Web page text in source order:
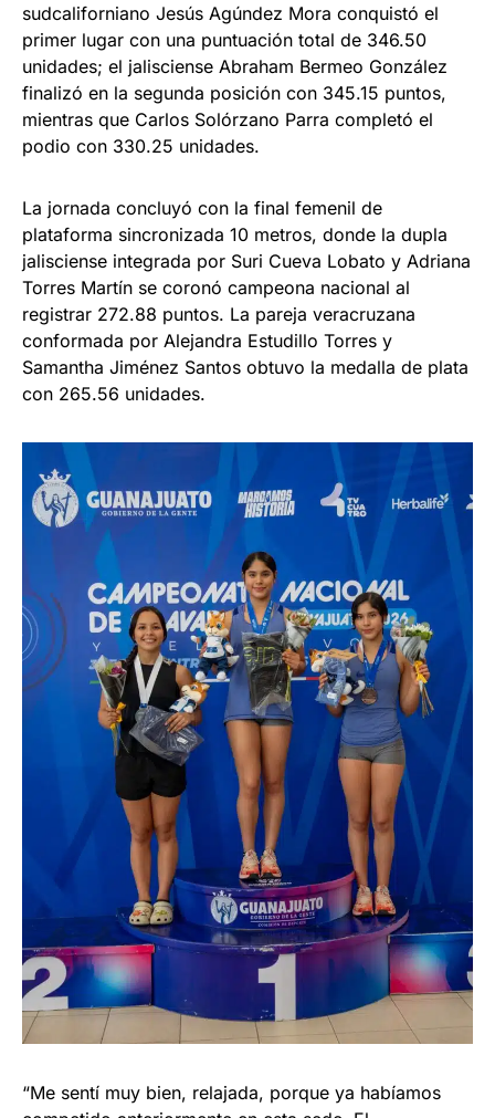
sudcaliforniano Jesús Agúndez Mora conquistó el
primer lugar con una puntuación total de 346.50
unidades; el jalisciense Abraham Bermeo González
finalizó en la segunda posición con 345.15 puntos,
mientras que Carlos Solórzano Parra completó el
podio con 330.25 unidades.
La jornada concluyó con la final femenil de
plataforma sincronizada 10 metros, donde la dupla
jalisciense integrada por Suri Cueva Lobato y Adriana
Torres Martín se coronó campeona nacional al
registrar 272.88 puntos. La pareja veracruzana
conformada por Alejandra Estudillo Torres y
Samantha Jiménez Santos obtuvo la medalla de plata
con 265.56 unidades.
“Me sentí muy bien, relajada, porque ya habíamos